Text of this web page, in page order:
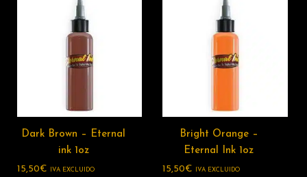
Dark Brown – Eternal
ink 1oz
15,50€ IVA EXCLUIDO
Bright Orange –
Eternal Ink 1oz
15,50€ IVA EXCLUIDO